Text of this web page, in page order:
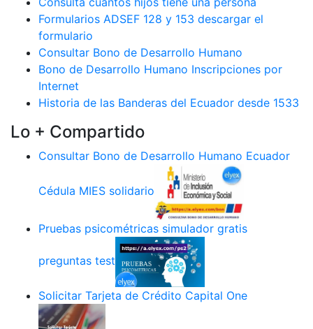
Formularios ADSEF 128 y 153 descargar el
formulario
Consultar Bono de Desarrollo Humano
Bono de Desarrollo Humano Inscripciones por
Internet
Historia de las Banderas del Ecuador desde 1533
Lo + Compartido
Consultar Bono de Desarrollo Humano Ecuador
Cédula MIES solidario
Pruebas psicométricas simulador gratis
preguntas test
Solicitar Tarjeta de Crédito Capital One